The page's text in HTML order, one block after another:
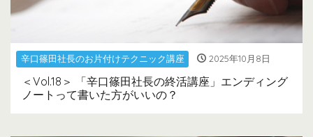
辛口篠田社長のお片付けテクニック講座 2025年10月8日
＜Vol.18＞ 「辛口篠田社長の終活講座」エンディング
ノートって書いた方がいいの？